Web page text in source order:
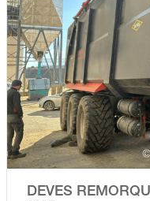
DEVES